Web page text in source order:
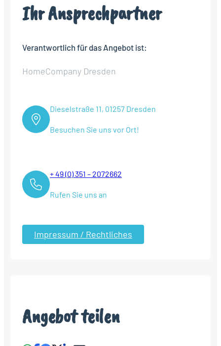
Ihr Ansprechpartner
Verantwortlich für das Angebot ist:
HomeCompany Dresden
Dieselstraße 11, 01257 Dresden
Besuchen Sie uns vor Ort!
+ 49 (0) 351 – 2072662
Rufen Sie uns an
Impressum / Rechtliches
Angebot teilen